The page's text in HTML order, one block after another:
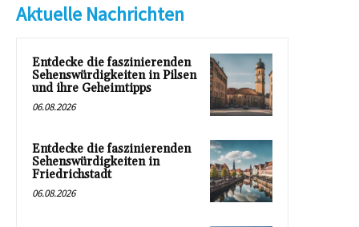
Aktuelle Nachrichten
Entdecke die faszinierenden
Sehenswürdigkeiten in Pilsen
und ihre Geheimtipps
06.08.2026
Entdecke die faszinierenden
Sehenswürdigkeiten in
Friedrichstadt
06.08.2026